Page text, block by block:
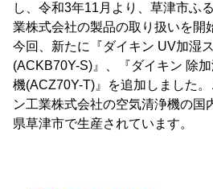
し、令和3年11月より、草津市ふ
業株式会社の製品の取り扱いを開
今回、新たに『ダイキン UV加湿
(ACKB70Y-S)』、『ダイキン 除
機(ACZ70Y-T)』を追加しました
ン工業株式会社の空気清浄機の国
県草津市で生産されています。